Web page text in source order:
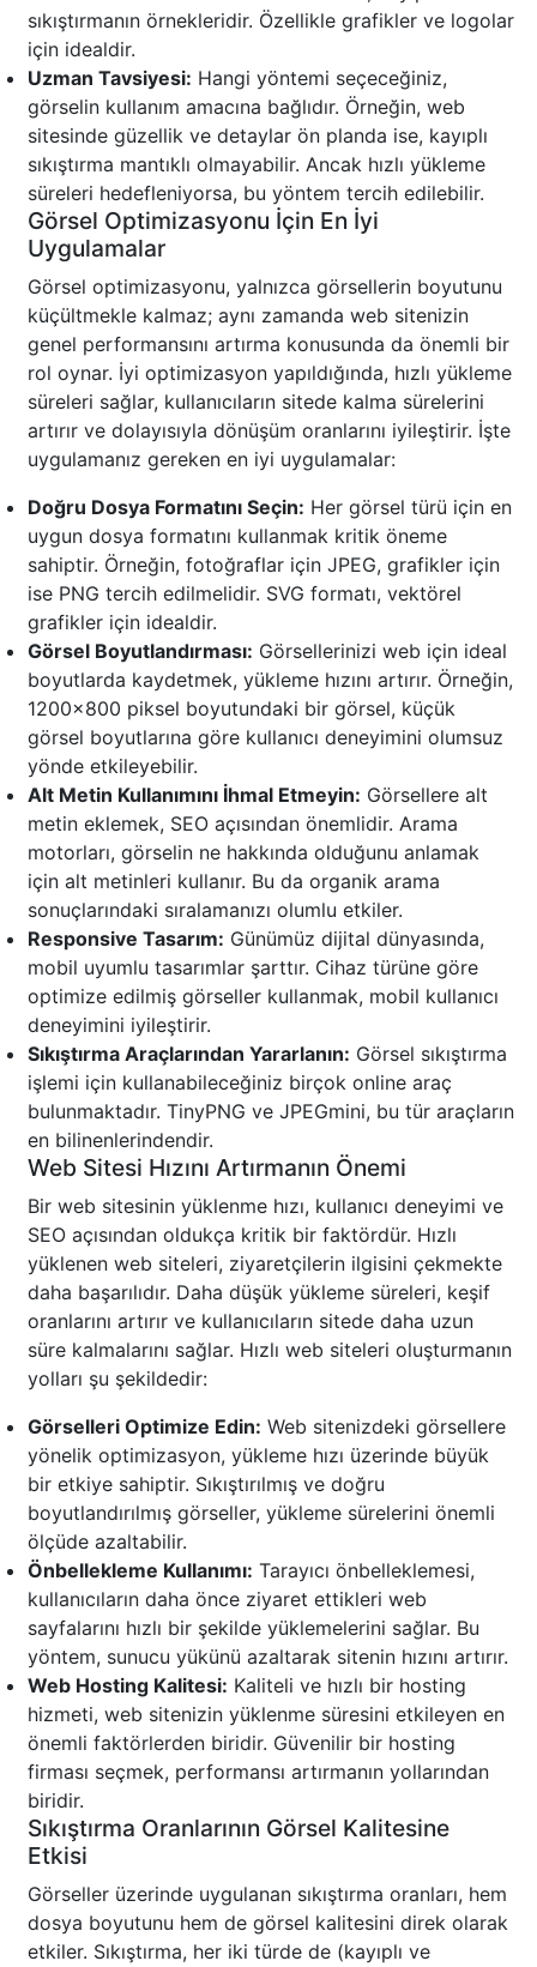
sıkıştırmanın örnekleridir. Özellikle grafikler ve logolar
için idealdir.
Uzman Tavsiyesi: Hangi yöntemi seçeceğiniz,
görselin kullanım amacına bağlıdır. Örneğin, web
sitesinde güzellik ve detaylar ön planda ise, kayıplı
sıkıştırma mantıklı olmayabilir. Ancak hızlı yükleme
süreleri hedefleniyorsa, bu yöntem tercih edilebilir.
Görsel Optimizasyonu İçin En İyi
Uygulamalar
Görsel optimizasyonu, yalnızca görsellerin boyutunu
küçültmekle kalmaz; aynı zamanda web sitenizin
genel performansını artırma konusunda da önemli bir
rol oynar. İyi optimizasyon yapıldığında, hızlı yükleme
süreleri sağlar, kullanıcıların sitede kalma sürelerini
artırır ve dolayısıyla dönüşüm oranlarını iyileştirir. İşte
uygulamanız gereken en iyi uygulamalar:
Doğru Dosya Formatını Seçin: Her görsel türü için en
uygun dosya formatını kullanmak kritik öneme
sahiptir. Örneğin, fotoğraflar için JPEG, grafikler için
ise PNG tercih edilmelidir. SVG formatı, vektörel
grafikler için idealdir.
Görsel Boyutlandırması: Görsellerinizi web için ideal
boyutlarda kaydetmek, yükleme hızını artırır. Örneğin,
1200x800 piksel boyutundaki bir görsel, küçük
görsel boyutlarına göre kullanıcı deneyimini olumsuz
yönde etkileyebilir.
Alt Metin Kullanımını İhmal Etmeyin: Görsellere alt
metin eklemek, SEO açısından önemlidir. Arama
motorları, görselin ne hakkında olduğunu anlamak
için alt metinleri kullanır. Bu da organik arama
sonuçlarındaki sıralamanızı olumlu etkiler.
Responsive Tasarım: Günümüz dijital dünyasında,
mobil uyumlu tasarımlar şarttır. Cihaz türüne göre
optimize edilmiş görseller kullanmak, mobil kullanıcı
deneyimini iyileştirir.
Sıkıştırma Araçlarından Yararlanın: Görsel sıkıştırma
işlemi için kullanabileceğiniz birçok online araç
bulunmaktadır. TinyPNG ve JPEGmini, bu tür araçların
en bilinenlerindendir.
Web Sitesi Hızını Artırmanın Önemi
Bir web sitesinin yüklenme hızı, kullanıcı deneyimi ve
SEO açısından oldukça kritik bir faktördür. Hızlı
yüklenen web siteleri, ziyaretçilerin ilgisini çekmekte
daha başarılıdır. Daha düşük yükleme süreleri, keşif
oranlarını artırır ve kullanıcıların sitede daha uzun
süre kalmalarını sağlar. Hızlı web siteleri oluşturmanın
yolları şu şekildedir:
Görselleri Optimize Edin: Web sitenizdeki görsellere
yönelik optimizasyon, yükleme hızı üzerinde büyük
bir etkiye sahiptir. Sıkıştırılmış ve doğru
boyutlandırılmış görseller, yükleme sürelerini önemli
ölçüde azaltabilir.
Önbellekleme Kullanımı: Tarayıcı önbelleklemesi,
kullanıcıların daha önce ziyaret ettikleri web
sayfalarını hızlı bir şekilde yüklemelerini sağlar. Bu
yöntem, sunucu yükünü azaltarak sitenin hızını artırır.
Web Hosting Kalitesi: Kaliteli ve hızlı bir hosting
hizmeti, web sitenizin yüklenme süresini etkileyen en
önemli faktörlerden biridir. Güvenilir bir hosting
firması seçmek, performansı artırmanın yollarından
biridir.
Sıkıştırma Oranlarının Görsel Kalitesine
Etkisi
Görseller üzerinde uygulanan sıkıştırma oranları, hem
dosya boyutunu hem de görsel kalitesini direk olarak
etkiler. Sıkıştırma, her iki türde de (kayıplı ve